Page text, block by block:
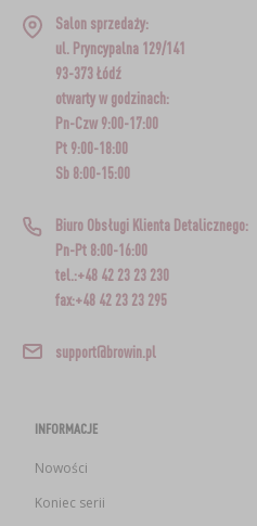
Salon sprzedaży:
ul. Pryncypalna 129/141
93-373 Łódź
otwarty w godzinach:
Pn-Czw 9:00-17:00
Pt 9:00-18:00
Sb 8:00-15:00
Biuro Obsługi Klienta Detalicznego:
Pn-Pt 8:00-16:00
tel.:+48 42 23 23 230
fax:+48 42 23 23 295
support@browin.pl
INFORMACJE
Nowości
Koniec serii